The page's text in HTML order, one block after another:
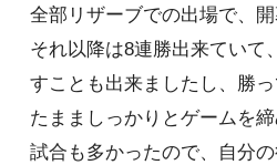
全部リザーブでの出場で、
それ以降は8連勝出来ていて
すことも出来ましたし、勝
たまましっかりとゲームを
試合も多かったので、自分